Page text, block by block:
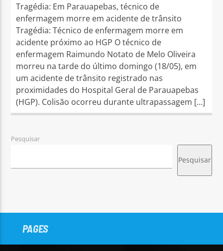
Tragédia: Em Parauapebas, técnico de
enfermagem morre em acidente de trânsito
Tragédia: Técnico de enfermagem morre em
acidente próximo ao HGP O técnico de
enfermagem Raimundo Notato de Melo Oliveira
morreu na tarde do último domingo (18/05), em
um acidente de trânsito registrado nas
proximidades do Hospital Geral de Parauapebas
(HGP). Colisão ocorreu durante ultrapassagem […]
Pesquisar
Pesquisar
PAGES